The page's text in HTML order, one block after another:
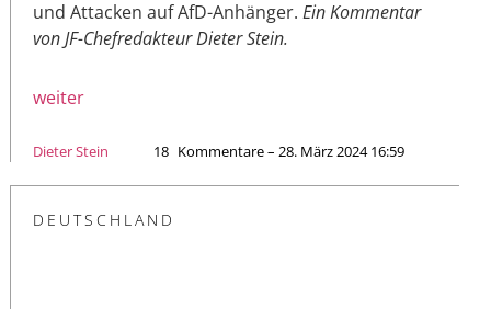
und Attacken auf AfD-Anhänger. Ein Kommentar
von JF-Chefredakteur Dieter Stein.
weiter
Dieter Stein 18 Kommentare – 28. März 2024 16:59
DEUTSCHLAND